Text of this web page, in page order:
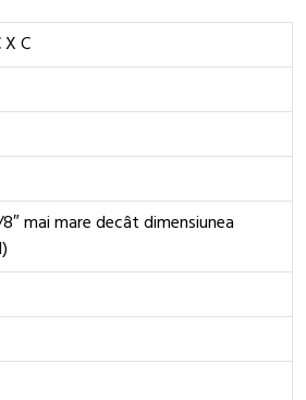
C
mai mare decât dimensiunea